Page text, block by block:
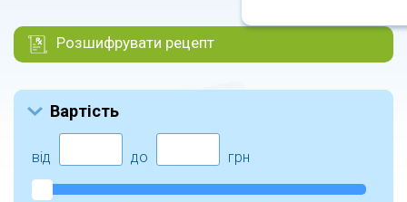
Розшифрувати рецепт
Вартість
від до грн